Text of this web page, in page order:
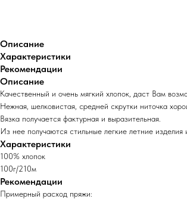
Описание
Характеристики
Рекомендации
Описание
Качественный и очень мягкий хлопок, даст Вам
Нежная, шелковистая, средней скрутки ниточка
Вязка получается фактурная и выразительная.
Из нее получаются стильные легкие летние
Характеристики
100% хлопок
100г/210м
Рекомендации
Примерный расход пряжи: